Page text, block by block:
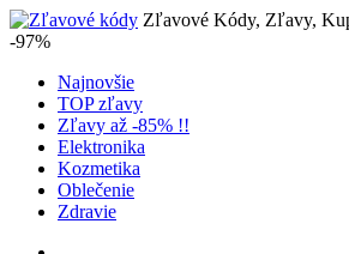
Zľavové Kódy, Zľavy,
-97%
Najnovšie
TOP zľavy
Zľavy až -85% !!
Elektronika
Kozmetika
Oblečenie
Zdravie